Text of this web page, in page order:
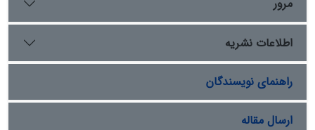
مرور
اطلاعات نشریه
راهنمای نویسندگان
ارسال مقاله